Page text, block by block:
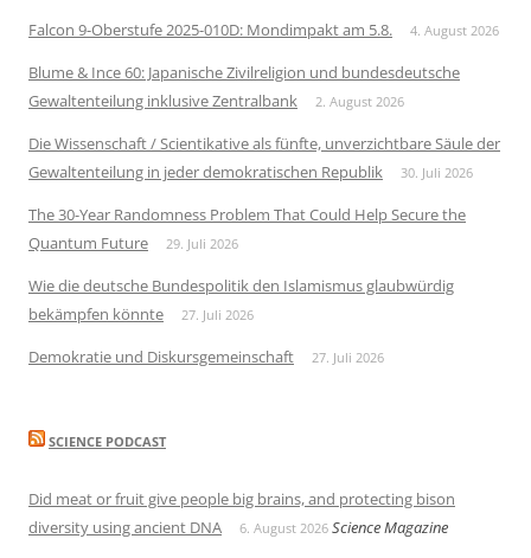
Falcon 9-Oberstufe 2025-010D: Mondimpakt am 5.8. 4. August 2026
Blume & Ince 60: Japanische Zivilreligion und bundesdeutsche
Gewaltenteilung inklusive Zentralbank
2. August 2026
Die Wissenschaft / Scientikative als fünfte, unverzichtbare Säule der
Gewaltenteilung in jeder demokratischen Republik
30. Juli 2026
The 30-Year Randomness Problem That Could Help Secure the
Quantum Future
29. Juli 2026
Wie die deutsche Bundespolitik den Islamismus glaubwürdig
bekämpfen könnte
27. Juli 2026
Demokratie und Diskursgemeinschaft 27. Juli 2026
SCIENCE PODCAST
Did meat or fruit give people big brains, and protecting bison
diversity using ancient DNA
6. August 2026 Science Magazine